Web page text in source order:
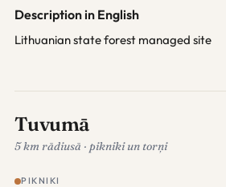
Description in English
Lithuanian state forest managed site
Tuvumā
5 km rādiusā · pikniki un torņi
PIKNIKI